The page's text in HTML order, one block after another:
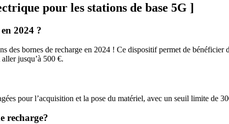
pour les stations de base 5G ]
2024 ?
bornes de recharge en 2024 ! Ce dispositif permet de bénéficier
jusqu’à 500 €.
pour l’acquisition et la pose du matériel, avec un seuil limite de
recharge?